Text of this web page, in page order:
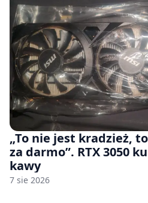
„To nie jest kradzież,
za darmo”. RTX 3050
kawy
7 sie 2026